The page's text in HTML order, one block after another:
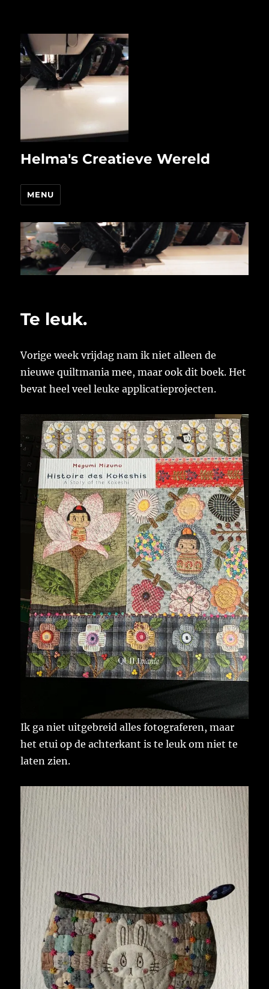
Helma's Creatieve Wereld
MENU
Te leuk.
Vorige week vrijdag nam ik niet alleen de
nieuwe quiltmania mee, maar ook dit boek. Het
bevat heel veel leuke applicatieprojecten.
Ik ga niet uitgebreid alles fotograferen, maar
het etui op de achterkant is te leuk om niet te
laten zien.